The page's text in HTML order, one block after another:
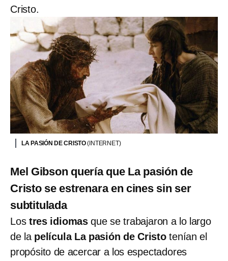
Cristo.
LA PASIÓN DE CRISTO(INTERNET)
Mel Gibson quería que La pasión de
Cristo se estrenara en cines sin ser
subtitulada
Lostres idiomas que se trabajaron a lo largo
de la película La pasión de Cristotenían el
propósito de acercar a los espectadores